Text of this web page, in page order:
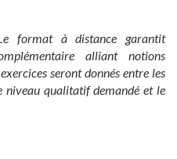
format à distance garantit
alliant notions
seront donnés entre les
niveau qualitatif demandé et le